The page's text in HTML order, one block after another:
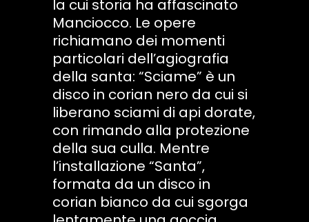
la cui storia ha affascinato
Manciocco. Le opere
richiamano dei momenti
particolari dell’agiografia
della santa: “Sciame” è un
disco in corian nero da cui si
liberano sciami di api dorate,
con rimando alla protezione
della sua culla. Mentre
l’installazione “Santa”,
formata da un disco in
corian bianco da cui sgorga